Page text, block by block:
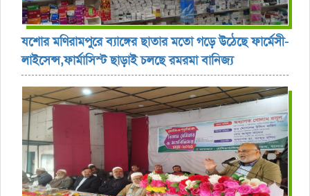
যশোর ‎মণিরামপুরে ব্যাঙ্গের ছাতার মতো গড়ে উঠেছে ফার্মেসী-
লাইসেন্স,ফার্মাসিস্ট ছাড়াই চলছে রমরমা বানিজ্য ‎